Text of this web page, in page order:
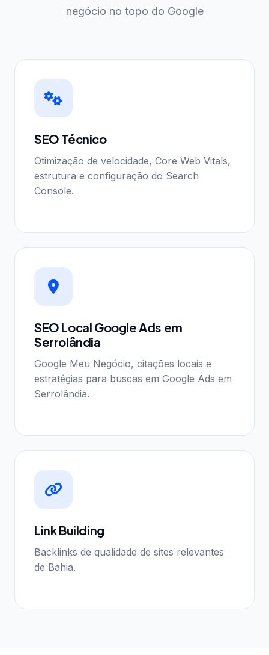
negócio no topo do Google
SEO Técnico
Otimização de velocidade, Core Web Vitals,
estrutura e configuração do Search
Console.
SEO Local Google Ads em
Serrolândia
Google Meu Negócio, citações locais e
estratégias para buscas em Google Ads em
Serrolândia.
Link Building
Backlinks de qualidade de sites relevantes
de Bahia.